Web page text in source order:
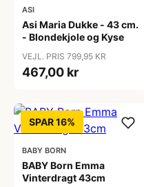
ASI
Asi Maria Dukke - 43 cm.
- Blondekjole og Kyse
VEJL. PRIS 799,95 KR
467,00 kr
SPAR 16%
BABY BORN
BABY Born Emma
Vinterdragt 43cm